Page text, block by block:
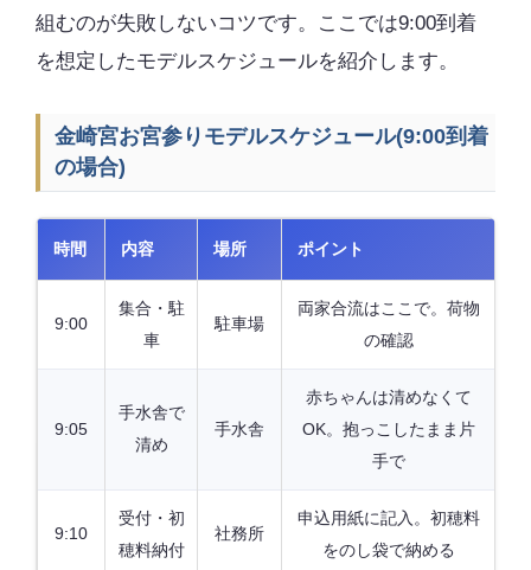
組むのが失敗しないコツです。ここでは9:00到着
を想定したモデルスケジュールを紹介します。
金崎宮お宮参りモデルスケジュール(9:00到着
の場合)
時間 内容 場所 ポイント
9:00
集合・駐
車
駐車場
両家合流はここで。荷物
の確認
9:05
手水舎で
清め
手水舎
赤ちゃんは清めなくて
OK。抱っこしたまま片
手で
9:10
受付・初
穂料納付
社務所
申込用紙に記入。初穂料
をのし袋で納める